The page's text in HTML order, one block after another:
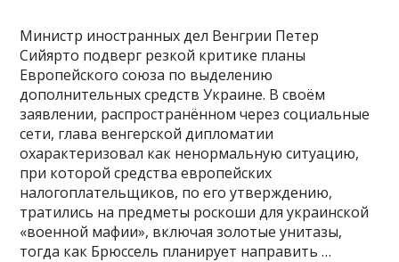
Министр иностранных дел Венгрии Петер
Сийярто подверг резкой критике планы
Европейского союза по выделению
дополнительных средств Украине. В своём
заявлении, распространённом через социальные
сети, глава венгерской дипломатии
охарактеризовал как ненормальную ситуацию,
при которой средства европейских
налогоплательщиков, по его утверждению,
тратились на предметы роскоши для украинской
«военной мафии», включая золотые унитазы,
тогда как Брюссель планирует направить …